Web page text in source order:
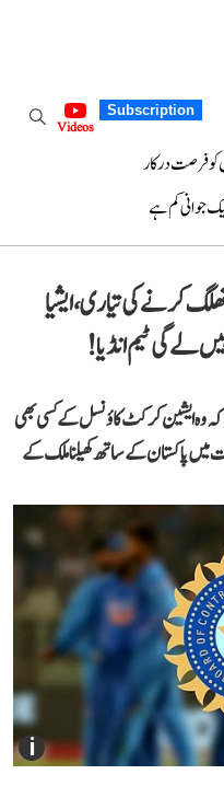
Subscription
Videos
کو فرصت درکار
جوانی کم ہے
کرنے کی تیاری، ایشیا
لے گی ٹیم انڈیا!
وہ ایشین کرکٹ کاؤنسل کے کسی بھی
میں پاکستان کے ساتھ کھیلنا ملک کے
i